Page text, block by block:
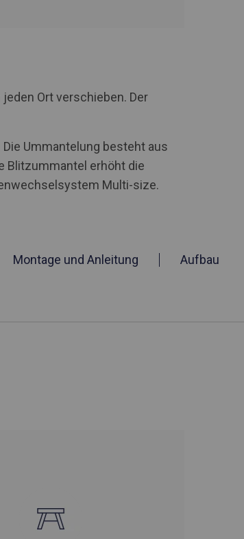
Ort verschieben. Der
Ummantelung besteht aus
Blitzummantel erhöht die
Multi-size.
Montage und Anleitung Aufbau